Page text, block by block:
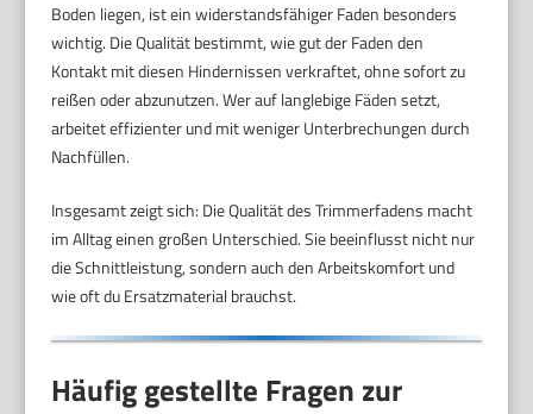
Boden liegen, ist ein widerstandsfähiger Faden besonders
wichtig. Die Qualität bestimmt, wie gut der Faden den
Kontakt mit diesen Hindernissen verkraftet, ohne sofort zu
reißen oder abzunutzen. Wer auf langlebige Fäden setzt,
arbeitet effizienter und mit weniger Unterbrechungen durch
Nachfüllen.
Insgesamt zeigt sich: Die Qualität des Trimmerfadens macht
im Alltag einen großen Unterschied. Sie beeinflusst nicht nur
die Schnittleistung, sondern auch den Arbeitskomfort und
wie oft du Ersatzmaterial brauchst.
Häufig gestellte Fragen zur